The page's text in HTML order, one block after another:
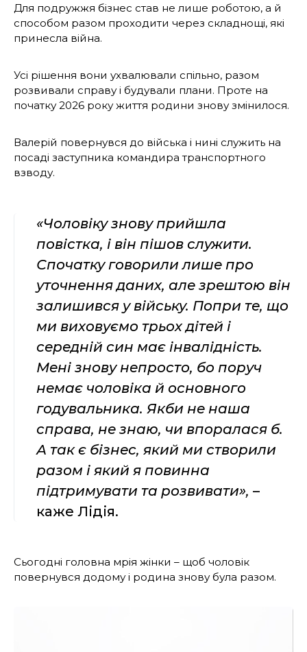
Для подружжя бізнес став не лише роботою, а й
способом разом проходити через складнощі, які
принесла війна.
Усі рішення вони ухвалювали спільно, разом
розвивали справу і будували плани. Проте на
початку 2026 року життя родини знову змінилося.
Валерій повернувся до війська і нині служить на
посаді заступника командира транспортного
взводу.
«Чоловіку знову прийшла
повістка, і він пішов служити.
Спочатку говорили лише про
уточнення даних, але зрештою він
залишився у війську. Попри те, що
ми виховуємо трьох дітей і
середній син має інвалідність.
Мені знову непросто, бо поруч
немає чоловіка й основного
годувальника. Якби не наша
справа, не знаю, чи впоралася б.
А так є бізнес, який ми створили
разом і який я повинна
підтримувати та розвивати», –
каже Лідія.
Сьогодні головна мрія жінки – щоб чоловік
повернувся додому і родина знову була разом.